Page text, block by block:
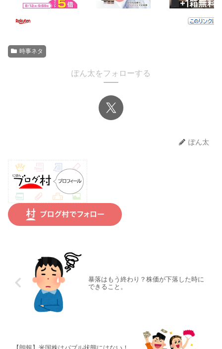
時事ネタ
ぽん太をフォローする
ぽん太
暴落はもう終わり？株価が下落した時に
できること。